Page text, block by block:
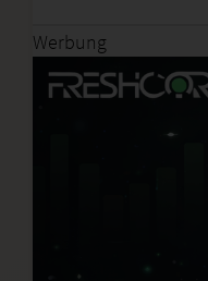
Werbung